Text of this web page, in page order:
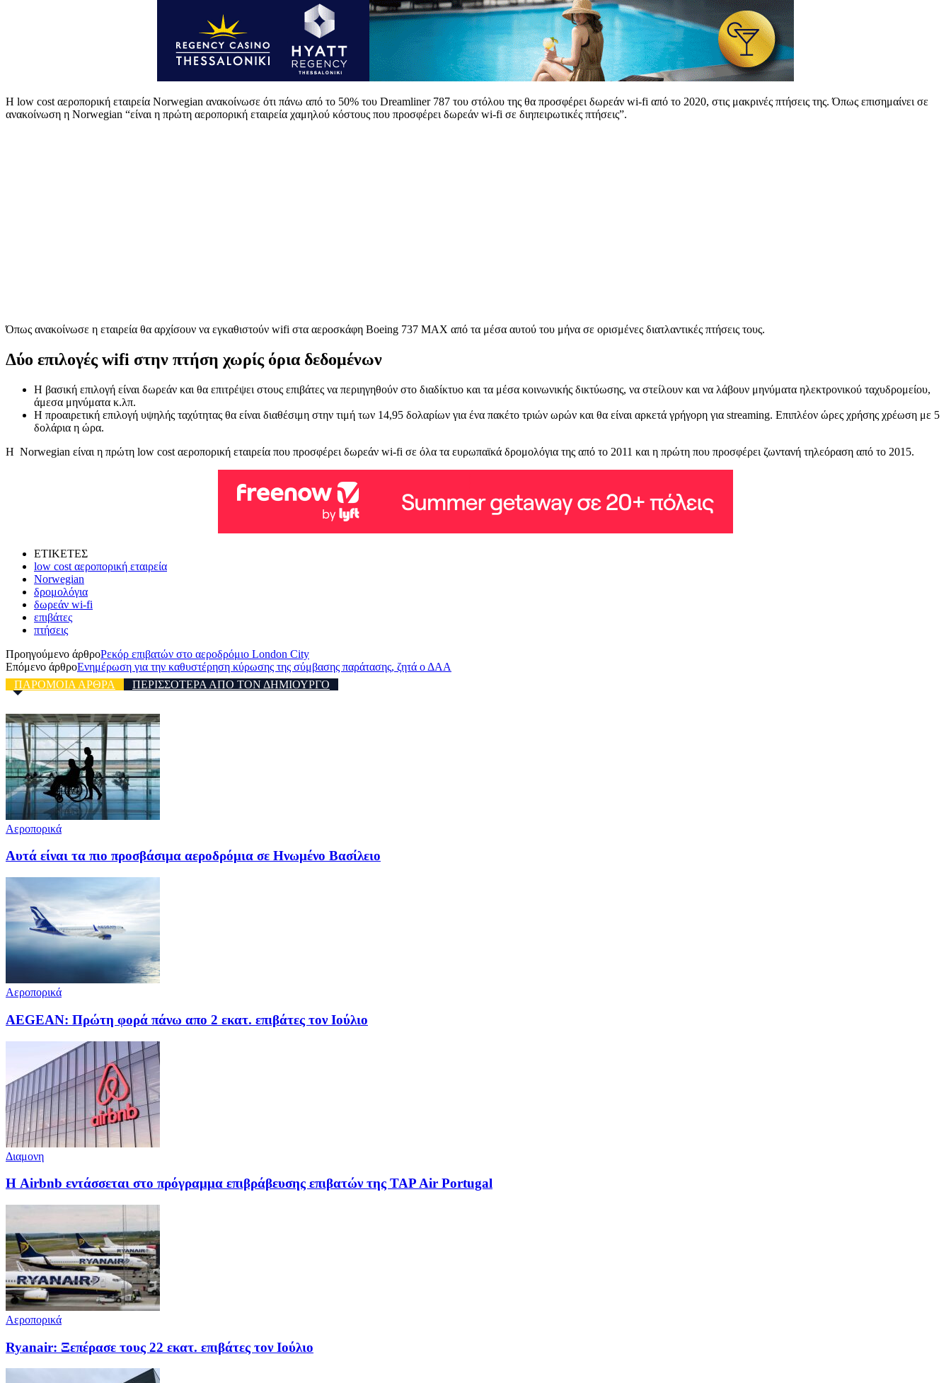
Η low cost αεροπορική εταιρεία Norwegian ανακοίνωσε ότι πάνω από το 50% του Dreamliner 787 του στόλου της θα προσφέρει δωρεάν wi-fi από το 2020, στις μακρινές πτήσεις της. Όπως επισημαίνει σε
ανακοίνωση η Norwegian “είναι η πρώτη αεροπορική εταιρεία χαμηλού κόστους που προσφέρει δωρεάν wi-fi σε διηπειρωτικές πτήσεις”.
Όπως ανακοίνωσε η εταιρεία θα αρχίσουν να εγκαθιστούν wifi στα αεροσκάφη Boeing 737 MAX από τα μέσα αυτού του μήνα σε ορισμένες διατλαντικές πτήσεις τους.
Δύο επιλογές wifi στην πτήση χωρίς όρια δεδομένων
Η βασική επιλογή είναι δωρεάν και θα επιτρέψει στους επιβάτες να περιηγηθούν στο διαδίκτυο και τα μέσα κοινωνικής δικτύωσης, να στείλουν και να λάβουν μηνύματα ηλεκτρονικού ταχυδρομείου,
άμεσα μηνύματα κ.λπ.
Η προαιρετική επιλογή υψηλής ταχύτητας θα είναι διαθέσιμη στην τιμή των 14,95 δολαρίων για ένα πακέτο τριών ωρών και θα είναι αρκετά γρήγορη για streaming. Επιπλέον ώρες χρήσης χρέωση με 5
δολάρια η ώρα.
Η Norwegian είναι η πρώτη low cost αεροπορική εταιρεία που προσφέρει δωρεάν wi-fi σε όλα τα ευρωπαϊκά δρομολόγια της από το 2011 και η πρώτη που προσφέρει ζωντανή τηλεόραση από το 2015.
ΕΤΙΚΕΤΕΣ
low cost αεροπορική εταιρεία
Norwegian
δρομολόγια
δωρεάν wi-fi
επιβάτες
πτήσεις
Προηγούμενο άρθροΡεκόρ επιβατών στο αεροδρόμιο London City
Επόμενο άρθροΕνημέρωση για την καθυστέρηση κύρωσης της σύμβασης παράτασης, ζητά ο ΔΑΑ
ΠΑΡΟΜΟΙΑ ΑΡΘΡΑ
ΠΕΡΙΣΣΟΤΕΡΑ ΑΠΟ ΤΟΝ ΔΗΜΙΟΥΡΓΟ
Αεροπορικά
Αυτά είναι τα πιο προσβάσιμα αεροδρόμια σε Ηνωμένο Βασίλειο
Αεροπορικά
AEGEAN: Πρώτη φορά πάνω απο 2 εκατ. επιβάτες τον Ιούλιο
Διαμονη
Η Airbnb εντάσσεται στο πρόγραμμα επιβράβευσης επιβατών της TAP Air Portugal
Αεροπορικά
Ryanair: Ξεπέρασε τους 22 εκατ. επιβάτες τον Ιούλιο